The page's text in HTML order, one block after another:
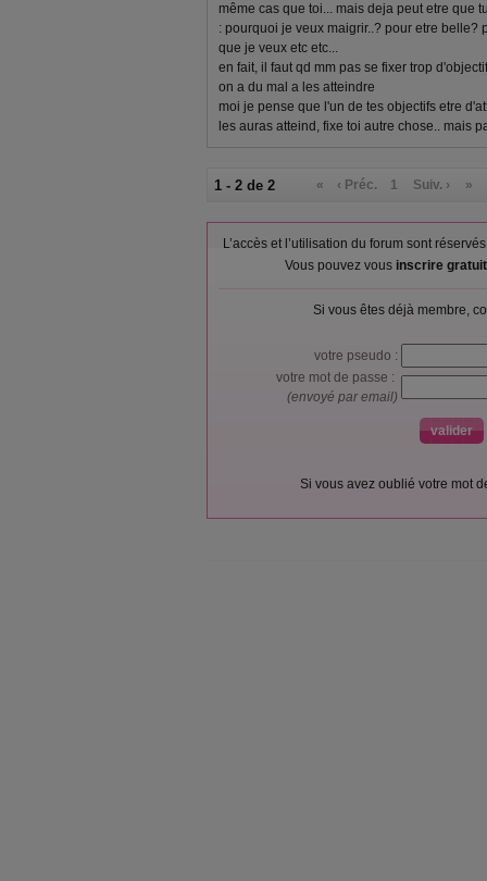
même cas que toi... mais deja peut etre que
: pourquoi je veux maigrir..? pour etre belle?
que je veux etc etc...
en fait, il faut qd mm pas se fixer trop
on a du mal a les atteindre
moi je pense que l'un de tes objectifs etre
les auras atteind, fixe toi autre chose.. mais
1 - 2 de 2 « ‹ Préc. 1 Suiv. › »
L’accès et l’utilisation du forum sont
Vous pouvez vous inscrire
Si vous êtes déjà membre,
votre pseudo :
votre mot de passe :
(envoyé par email)
Si vous avez oublié votre mot